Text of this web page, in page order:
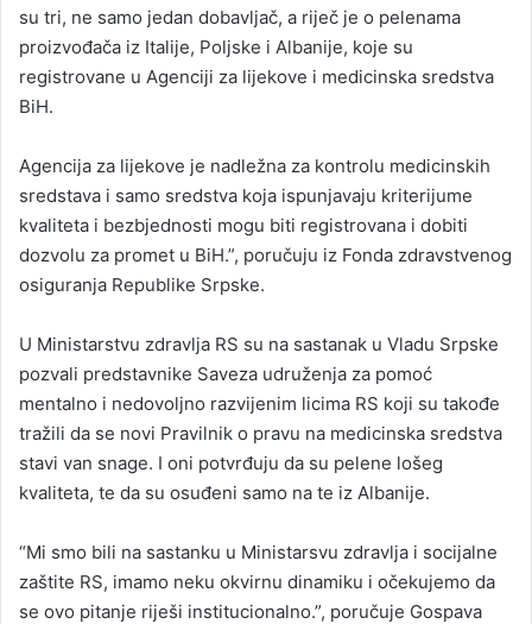
su tri, ne samo jedan dobavljač, a riječ je o pelenama
proizvođača iz Italije, Poljske i Albanije, koje su
registrovane u Agenciji za lijekove i medicinska sredstva
BiH.
Agencija za lijekove je nadležna za kontrolu medicinskih
sredstava i samo sredstva koja ispunjavaju kriterijume
kvaliteta i bezbjednosti mogu biti registrovana i dobiti
dozvolu za promet u BiH.”, poručuju iz Fonda zdravstvenog
osiguranja Republike Srpske.
U Ministarstvu zdravlja RS su na sastanak u Vladu Srpske
pozvali predstavnike Saveza udruženja za pomoć
mentalno i nedovoljno razvijenim licima RS koji su takođe
tražili da se novi Pravilnik o pravu na medicinska sredstva
stavi van snage. I oni potvrđuju da su pelene lošeg
kvaliteta, te da su osuđeni samo na te iz Albanije.
“Mi smo bili na sastanku u Ministarsvu zdravlja i socijalne
zaštite RS, imamo neku okvirnu dinamiku i očekujemo da
se ovo pitanje riješi institucionalno.”, poručuje Gospava